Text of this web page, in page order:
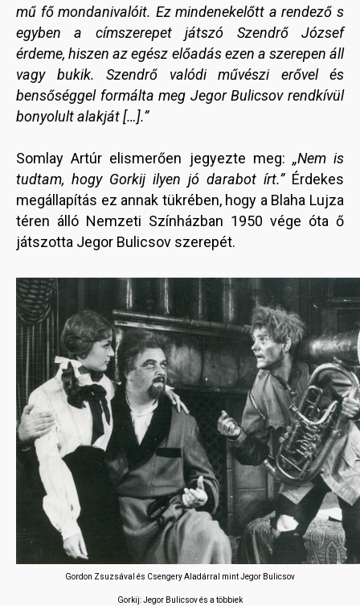
mű fő mondanivalóit. Ez mindenekelőtt a rendező s
egyben a címszerepet játszó Szendrő József
érdeme, hiszen az egész előadás ezen a szerepen áll
vagy bukik. Szendrő valódi művészi erővel és
bensőséggel formálta meg Jegor Bulicsov rendkívül
bonyolult alakját […].”
Somlay Artúr elismerően jegyezte meg: „Nem is
tudtam, hogy Gorkij ilyen jó darabot írt.”Érdekes
megállapítás ez annak tükrében, hogy a Blaha Lujza
téren álló Nemzeti Színházban 1950 vége óta ő
játszotta Jegor Bulicsov szerepét.
Gordon Zsuzsával és Csengery Aladárral mint Jegor Bulicsov
Gorkij: Jegor Bulicsov és a többiek